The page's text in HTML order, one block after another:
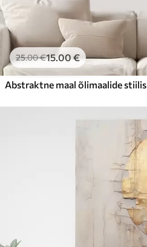
25.00€15.00€
Abstraktne maal õlimaalide stiilis